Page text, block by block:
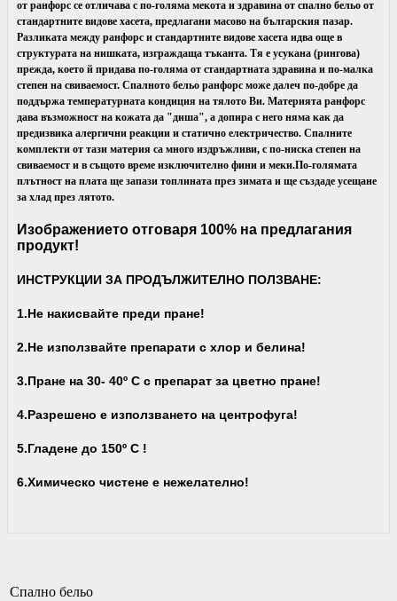
от ранфорс се отличава с по-голяма мекота и здравина от спално бельо от
стандартните видове хасета, предлагани масово на българския пазар.
Разликата между ранфорс и стандартните видове хасета идва още в
структурата на нишката, изграждаща тъканта. Тя е усукана (рингова)
прежда, което й придава по-голяма от стандартната здравина и по-малка
степен на свиваемост. Спалното бельо ранфорс може далеч по-добре да
поддържа температурната кондиция на тялото Ви. Материята ранфорс
дава възможност на кожата да "диша", а допира с него няма как да
предизвика алергични реакции и статично електричество. Спалните
комплекти от тази материя са много издръжливи, с по-ниска степен на
свиваемост и в същото време изключително фини и меки.По-голямата
плътност на плата ще запази топлината през зимата и ще създаде усещане
за хлад през лятото.
Изображението отговаря 100% на предлагания
продукт!
ИНСТРУКЦИИ ЗА ПРОДЪЛЖИТЕЛНО ПОЛЗВАНЕ:
1.Не накисвайте преди пране!
2.Не използвайте препарати с хлор и белина!
3.Пране на 30- 40º С с препарат за цветно пране!
4.Разрешено е използването на центрофуга!
5.Гладене до 150º С !
6.Химическо чистене е нежелателно!
Спално бельо